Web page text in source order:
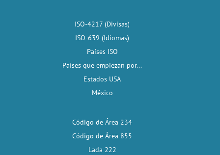
ISO-4217 (Divisas)
ISO-639 (Idiomas)
Países ISO
Países que empiezan por...
Estados USA
México
Código de Área 234
Código de Área 855
Lada 222